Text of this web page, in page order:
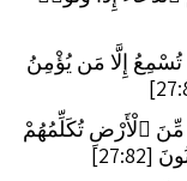
إِلَّا مَن يُؤْمِنُ
مِّنَ ٱلْأَرْضِ تُكَلِّمُهُمْ